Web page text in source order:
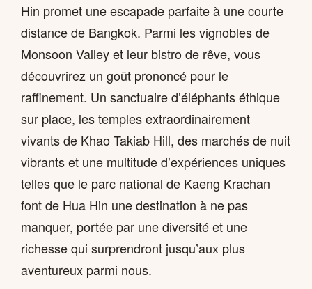
Hin promet une escapade parfaite à une courte
distance de Bangkok. Parmi les vignobles de
Monsoon Valley et leur bistro de rêve, vous
découvrirez un goût prononcé pour le
raffinement. Un sanctuaire d’éléphants éthique
sur place, les temples extraordinairement
vivants de Khao Takiab Hill, des marchés de nuit
vibrants et une multitude d’expériences uniques
telles que le parc national de Kaeng Krachan
font de Hua Hin une destination à ne pas
manquer, portée par une diversité et une
richesse qui surprendront jusqu’aux plus
aventureux parmi nous.